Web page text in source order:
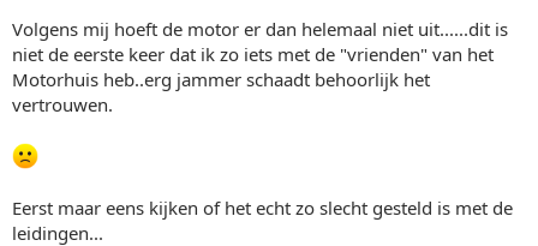
Volgens mij hoeft de motor er dan helemaal niet uit......dit is
niet de eerste keer dat ik zo iets met de "vrienden" van het
Motorhuis heb..erg jammer schaadt behoorlijk het
vertrouwen.
Eerst maar eens kijken of het echt zo slecht gesteld is met de
leidingen...